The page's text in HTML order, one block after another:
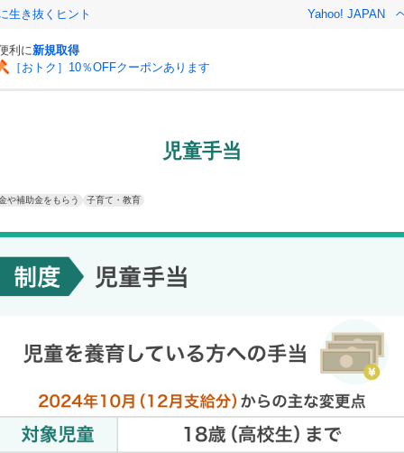
き抜くヒント Yahoo! JAPAN
利に新規取得
［おトク］10％OFFクーポンあります
児童手当
や補助金をもらう 子育て・教育